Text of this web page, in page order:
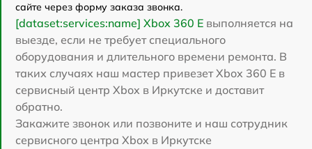
сайте через форму заказа звонка.
[dataset:services:name] Xbox 360 E выполняется на
выезде, если не требует специального
оборудования и длительного времени ремонта. В
таких случаях наш мастер привезет Xbox 360 E в
сервисный центр Xbox в Иркутске и доставит
обратно.
Закажите звонок или позвоните и наш сотрудник
сервисного центра Xbox в Иркутске